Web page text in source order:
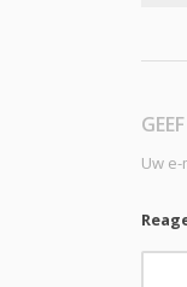
Uw